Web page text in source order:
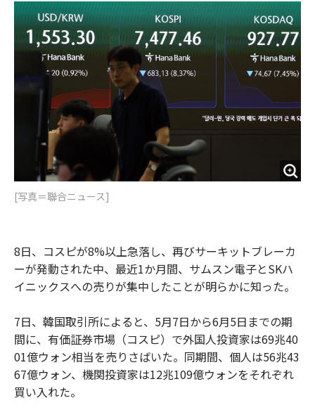
[写真＝聯合ニュース]
8日、コスピが8%以上急落し、再びサーキットブレーカ
ーが発動された中、最近1か月間、サムスン電子とSKハ
イニックスへの売りが集中したことが明らかに知った。
7日、韓国取引所によると、5月7日から6月5日までの期
間に、有価証券市場（コスピ）で外国人投資家は69兆40
01億ウォン相当を売りさばいた。同期間、個人は56兆43
67億ウォン、機関投資家は12兆109億ウォンをそれぞれ
買い入れた。